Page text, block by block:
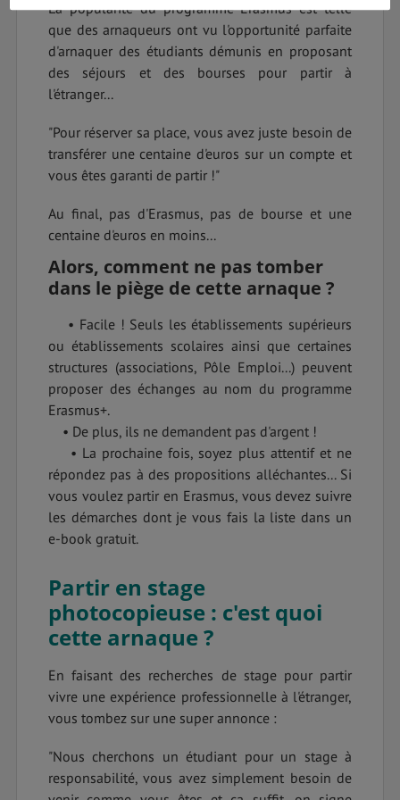
La popularité du programme Erasmus est telle
que des arnaqueurs ont vu l'opportunité parfaite
d'arnaquer des étudiants démunis en proposant
des séjours et des bourses pour partir à
l'étranger...
"Pour réserver sa place, vous avez juste besoin de
transférer une centaine d'euros sur un compte et
vous êtes garanti de partir !"
Au final, pas d'Erasmus, pas de bourse et une
centaine d'euros en moins...
Alors, comment ne pas tomber
dans le piège de cette arnaque ?
• Facile ! Seuls les établissements supérieurs
ou établissements scolaires ainsi que certaines
structures (associations, Pôle Emploi...) peuvent
proposer des échanges au nom du programme
Erasmus+.
• De plus, ils ne demandent pas d'argent !
• La prochaine fois, soyez plus attentif et ne
répondez pas à des propositions alléchantes... Si
vous voulez partir en Erasmus, vous devez suivre
les démarches dont je vous fais la liste dans un
e-book gratuit.
Partir en stage
photocopieuse : c'est quoi
cette arnaque ?
En faisant des recherches de stage pour partir
vivre une expérience professionnelle à l'étranger,
vous tombez sur une super annonce :
"Nous cherchons un étudiant pour un stage à
responsabilité, vous avez simplement besoin de